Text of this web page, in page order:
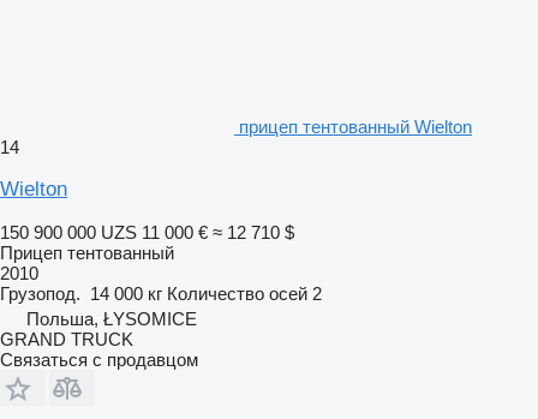
прицеп тентованный Wielton
14
Wielton
150 900 000 UZS 11 000 € ≈ 12 710 $
Прицеп тентованный
2010
Грузопод. 14 000 кг Количество осей 2
Польша, ŁYSOMICE
GRAND TRUCK
Связаться с продавцом